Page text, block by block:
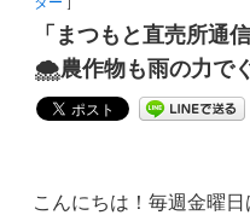
「まつもと直売所通
🌨農作物も雨の力で
こんにちは！毎週金曜